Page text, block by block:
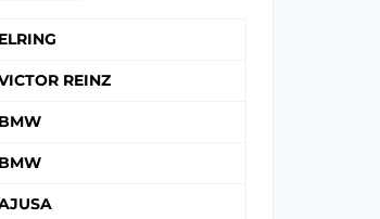
ELRING
REINZ
BMW
BMW